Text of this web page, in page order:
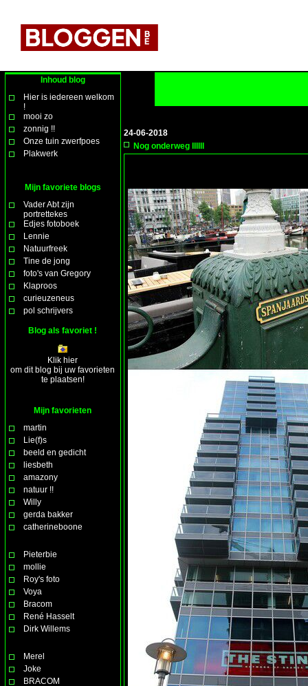
Inhoud blog
Hier is iedereen welkom
!
mooi zo
zonnig !!
Onze tuin zwerfpoes
Plakwerk
Mijn favoriete blogs
Vader Abt zijn
portrettekes
Edjes fotoboek
Lennie
Natuurfreek
Tine de jong
foto's van Gregory
Klaproos
curieuzeneus
pol schrijvers
Blog als favoriet !
Klik hier
om dit blog bij uw favorieten
te plaatsen!
Mijn favorieten
martin
Lie(f)s
beeld en gedicht
liesbeth
amazony
natuur !!
Willy
gerda bakker
catherineboone
Pieterbie
mollie
Roy's foto
Voya
Bracom
René Hasselt
Dirk Willems
Merel
Joke
BRACOM
24-06-2018
Nog onderweg IIIIII